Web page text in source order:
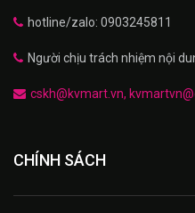
hotline/zalo: 0903245811
Người chịu trách nhiệm nội
cskh@kvmart.vn,
CHÍNH SÁCH